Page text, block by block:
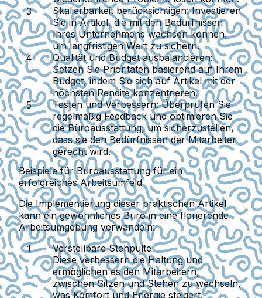
Skalierbarkeit berücksichtigen: Investieren
Sie in Artikel, die mit den Bedürfnissen
Ihres Unternehmens wachsen können,
um langfristigen Wert zu sichern.
Qualität und Budget ausbalancieren:
Setzen Sie Prioritäten basierend auf Ihrem
Budget, indem Sie sich auf Artikel mit der
höchsten Rendite konzentrieren.
Testen und Verbessern: Überprüfen Sie
regelmäßig Feedback und optimieren Sie
die Büroausstattung, um sicherzustellen,
dass sie den Bedürfnissen der Mitarbeiter
gerecht wird.
Beispiele für Büroausstattung für ein
erfolgreiches Arbeitsumfeld
Die Implementierung dieser praktischen Artikel
kann ein gewöhnliches Büro in eine florierende
Arbeitsumgebung verwandeln:
Verstellbare Stehpulte
Diese verbessern die Haltung und
ermöglichen es den Mitarbeitern,
zwischen Sitzen und Stehen zu wechseln,
was Komfort und Energie steigert.